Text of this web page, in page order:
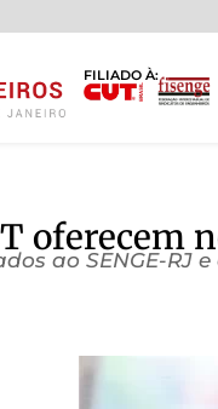
FILIADO À:
oferecem
ao SENGE-RJ